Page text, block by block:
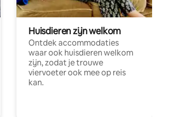
Huisdieren zijn welkom
Ontdek accommodaties
waar ook huisdieren welkom
zijn, zodat je trouwe
viervoeter ook mee op reis
kan.